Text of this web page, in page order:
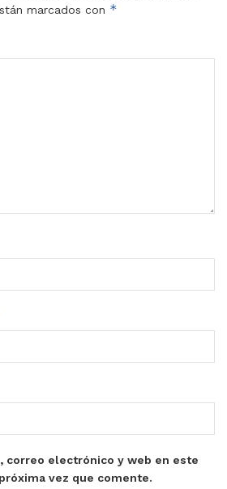
marcados con *
correo electrónico y web en este
vez que comente.